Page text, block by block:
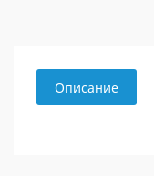
Описание